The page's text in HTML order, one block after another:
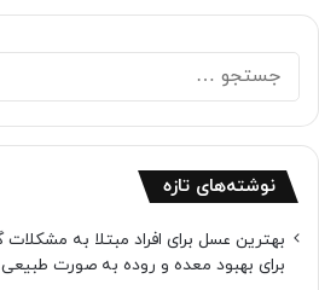
نوشته‌های تازه
برای بهبود معده و روده به صورت طبیعی